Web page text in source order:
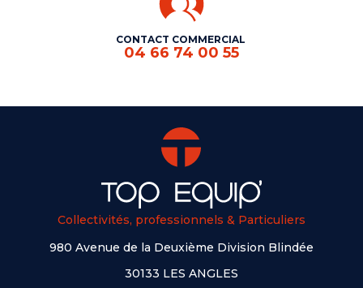
CONTACT COMMERCIAL
04 66 74 00 55
Collectivités, professionnels & Particuliers
980 Avenue de la Deuxième Division Blindée
30133 LES ANGLES